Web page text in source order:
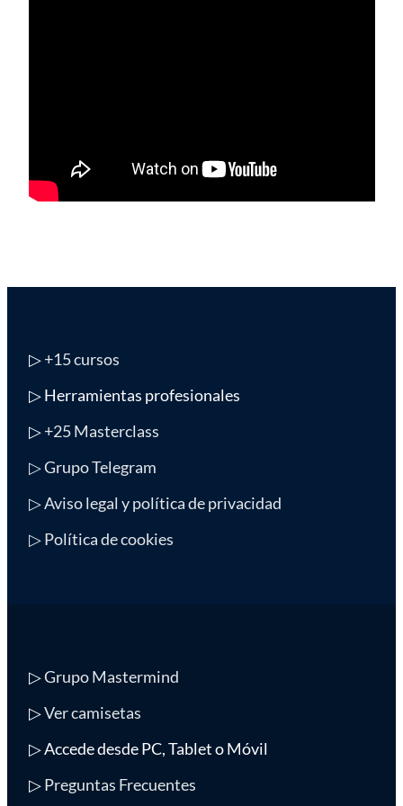
▷+15 cursos
▷ Herramientas profesionales
▷+25 Masterclass
▷ Grupo Telegram
▷ Aviso legal y política de privacidad
▷ Política de cookies
▷Grupo Mastermind
▷Ver camisetas
▷ Accede desde PC, Tablet o Móvil
▷Preguntas Frecuentes